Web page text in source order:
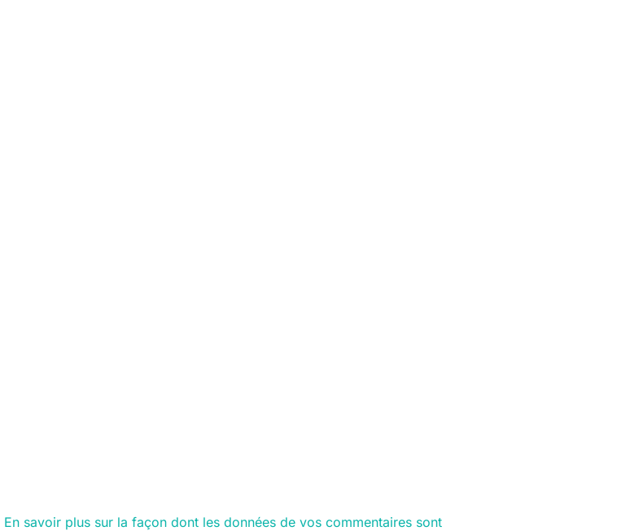
En savoir plus sur la façon dont les données de vos commentaires sont